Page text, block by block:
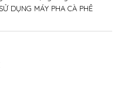
DỤNG MÁY PHA CÀ PHÊ